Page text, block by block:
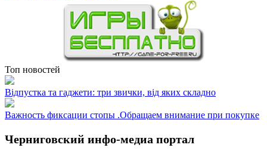
Топ новостей
Відпустка та гаджети: три звички, від яких складно
Важность фиксации стопы .Обращаем внимание при покупке
Черниговский инфо-медиа портал